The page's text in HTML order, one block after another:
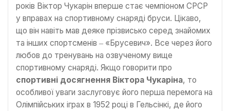
років Віктор Чукарін вперше стає чемпіоном СРСР
у вправах на спортивному снаряді бруси. Цікаво,
що він навіть мав деяке прізвисько серед знайомих
та інших спортсменів ‒ «Брусевич». Все через його
любов до тренувань на озвученому вище
спортивному снаряді. Якщо говорити про
спортивні досягнення Віктора Чукаріна, то
особливої уваги заслуговує його перша перемога на
Олімпійських іграх в 1952 році в Гельсінкі, де його